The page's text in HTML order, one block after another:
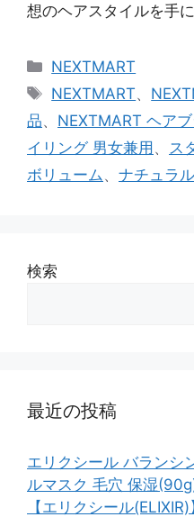
想のヘアスタイルを手
カ
テ
リ
ー
NEXTMART
タ
グ
NEXTMART、
品、 NEXTMART ヘア
イリング 男女兼用 、
ス
ボリューム 、 ナチュラ
検索
最近の投稿
エリクシール バランシ
ルマスク 毛穴 保湿
【エリクシール